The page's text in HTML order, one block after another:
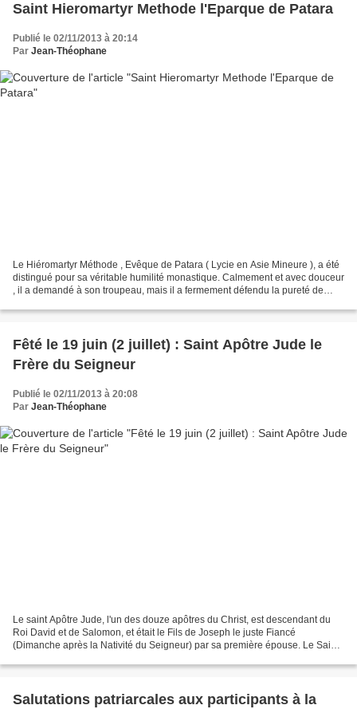
Saint Hieromartyr Methode l'Eparque de Patara
Publié le 02/11/2013 à 20:14
Par Jean-Théophane
Le Hiéromartyr Méthode , Evêque de Patara ( Lycie en Asie Mineure ), a été
distingué pour sa véritable humilité monastique. Calmement et avec douceur
, il a demandé à son troupeau, mais il a fermement défendu la pureté de
Fêté le 19 juin (2 juillet) : Saint Apôtre Jude le
Frère du Seigneur
Publié le 02/11/2013 à 20:08
Par Jean-Théophane
Le saint Apôtre Jude, l'un des douze apôtres du Christ, est descendant du
Roi David et de Salomon, et était le Fils de Joseph le juste Fiancé
(Dimanche après la Nativité du Seigneur) par sa première épouse. Le Saint
Salutations patriarcales aux participants à la